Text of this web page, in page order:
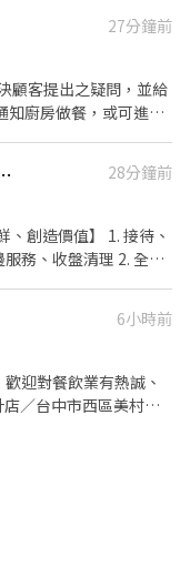
27分鐘前
顧客提出之疑問，並給
知廚房做餐，或可進行
務。 ．負責洗、剝、
和餐具。 ．準備不同
與重量。 ．負責擺盤、
性排班｜新手友善
28分鐘前
、創造價值】 1. 接待、
務、收盤清理 2. 全方
6小時前
迎對餐飲業有熱誠、